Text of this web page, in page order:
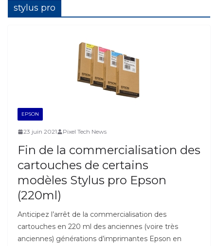
stylus pro
EPSON
23 juin 2021 Pixel Tech News
Fin de la commercialisation des
cartouches de certains
modèles Stylus pro Epson
(220ml)
Anticipez l’arrêt de la commercialisation des
cartouches en 220 ml des anciennes (voire très
anciennes) générations d’imprimantes Epson en